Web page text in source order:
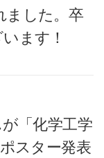
した。卒
ます！
「化学工学
スター発表